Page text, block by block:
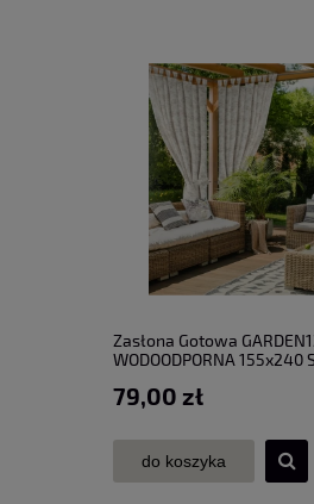
Zasłona Gotowa
WODOODPORNA 155x240
79,00 zł
do koszyka